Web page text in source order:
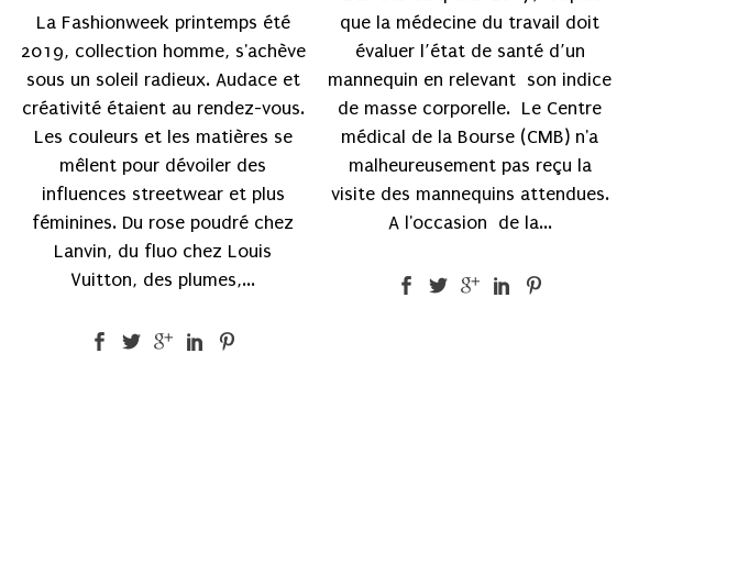
La Fashionweek printemps été
2019, collection homme, s'achève
sous un soleil radieux. Audace et
créativité étaient au rendez-vous.
Les couleurs et les matières se
mêlent pour dévoiler des
influences streetwear et plus
féminines. Du rose poudré chez
Lanvin, du fluo chez Louis
Vuitton, des plumes,...
que la médecine du travail doit
évaluer l’état de santé d’un
mannequin en relevant son indice
de masse corporelle. Le Centre
médical de la Bourse (CMB) n'a
malheureusement pas reçu la
visite des mannequins attendues.
A l'occasion de la...